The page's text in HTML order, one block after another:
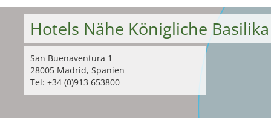
Hotels Nähe Königliche
San Buenaventura 1
28005 Madrid, Spanien
Tel: +34 (0)913 653800